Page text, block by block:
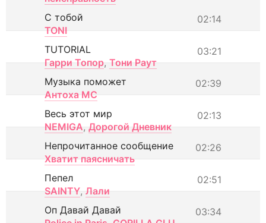
02:14
С тобой
TONI
03:21
TUTORIAL
Гарри Топор, Тони Раут
02:39
Музыка поможет
Антоха МС
02:13
Весь этот мир
NEMIGA, Дорогой Дневник
02:26
Непрочитанное сообщение
Хватит паясничать
02:51
Пепел
SAINTY, Лали
03:34
Оп Давай Давай